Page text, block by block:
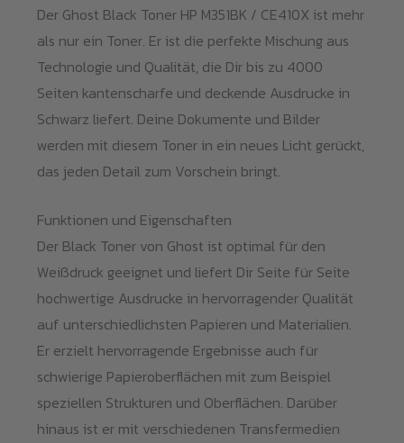
Der Ghost Black Toner HP M351BK / CE410X ist mehr
als nur ein Toner. Er ist die perfekte Mischung aus
Technologie und Qualität, die Dir bis zu 4000
Seiten kantenscharfe und deckende Ausdrucke in
Schwarz liefert. Deine Dokumente und Bilder
werden mit diesem Toner in ein neues Licht gerückt,
das jeden Detail zum Vorschein bringt.
Funktionen und Eigenschaften
Der Black Toner von Ghost ist optimal für den
Weißdruck geeignet und liefert Dir Seite für Seite
hochwertige Ausdrucke in hervorragender Qualität
auf unterschiedlichsten Papieren und Materialien.
Er erzielt hervorragende Ergebnisse auch für
schwierige Papieroberflächen mit zum Beispiel
speziellen Strukturen und Oberflächen. Darüber
hinaus ist er mit verschiedenen Transfermedien